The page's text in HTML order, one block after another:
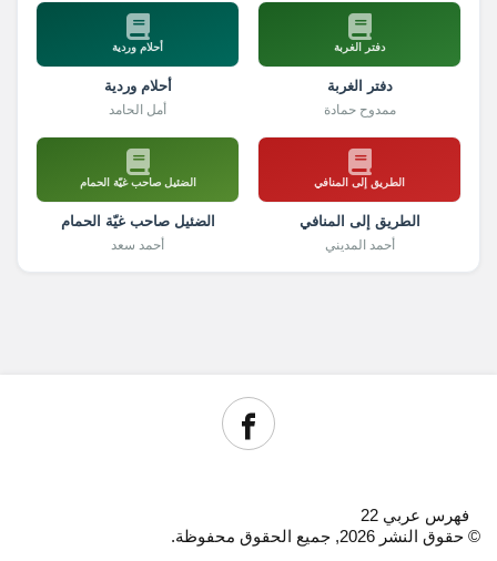
دفتر الغربة
دفتر الغربة
ممدوح حمادة
أحلام وردية
أحلام وردية
أمل الحامد
الطريق إلى المنافي
الطريق إلى المنافي
أحمد المديني
الضئيل صاحب غيّة الحمام
الضئيل صاحب غيّة الحمام
أحمد سعد
فهرس عربي 22
© حقوق النشر 2026, جميع الحقوق محفوظة.